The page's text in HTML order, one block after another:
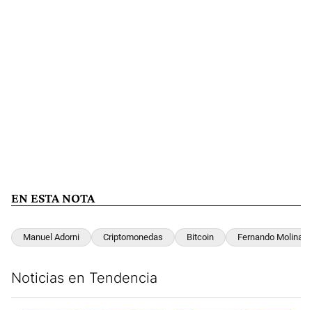
EN ESTA NOTA
Manuel Adorni Criptomonedas Bitcoin Fernando Molina
Noticias en Tendencia